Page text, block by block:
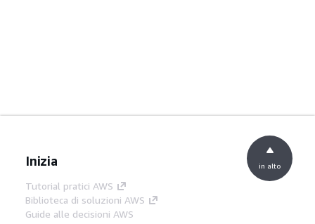
Inizia
Tutorial pratici AWS
Biblioteca di soluzioni AWS
Guide alle decisioni AWS
in alto